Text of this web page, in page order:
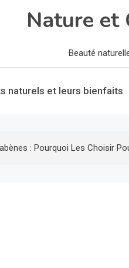
Nature et
Beauté
naturels et leurs bienfaits
: Pourquoi Les Choisir